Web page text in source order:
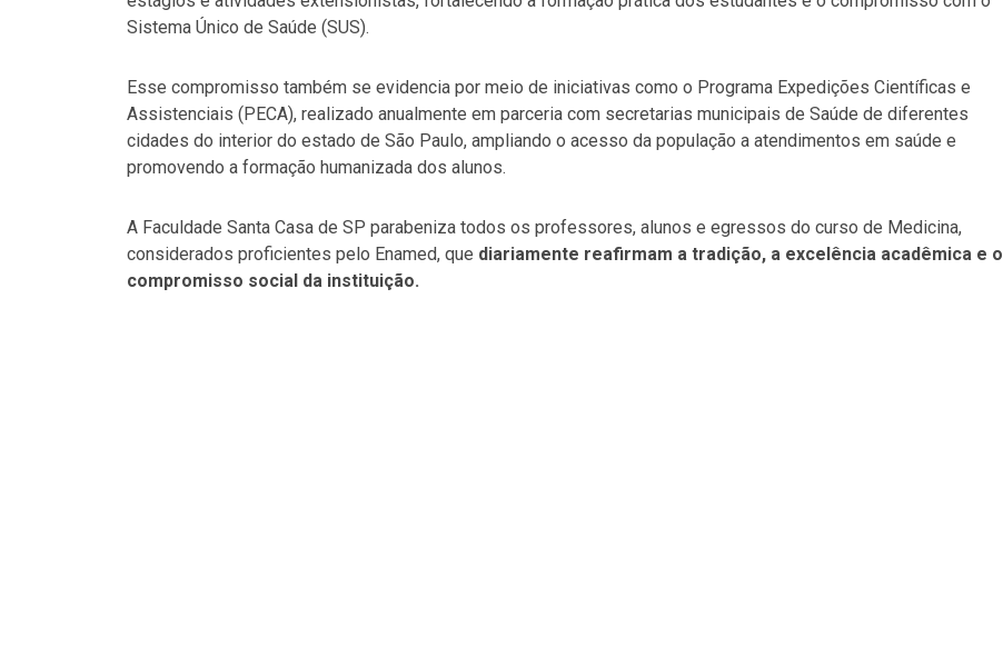
Sistema Único de Saúde (SUS).
Esse compromisso também se evidencia por meio de iniciativas como o Programa Expedições Científicas e
Assistenciais (PECA), realizado anualmente em parceria com secretarias municipais de Saúde de diferentes
cidades do interior do estado de São Paulo, ampliando o acesso da população a atendimentos em saúde e
promovendo a formação humanizada dos alunos.
A Faculdade Santa Casa de SP parabeniza todos os professores, alunos e egressos do curso de Medicina,
considerados proficientes pelo Enamed, que diariamente reafirmam a tradição, a excelência acadêmica e o
compromisso social da instituição.